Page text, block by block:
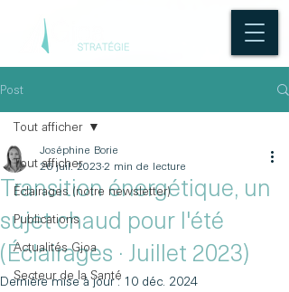
Post
Tout afficher
Éclairages (notre newsletter)
Publications
Actualités Gjoa
Secteur de la Santé
Tout afficher
Transition énergétique, un
sujet chaud pour l'été
(Éclairages · Juillet 2023)
Joséphine Borie
26 juil. 2023 2 min de lecture
Dernière mise à jour : 10 déc. 2024